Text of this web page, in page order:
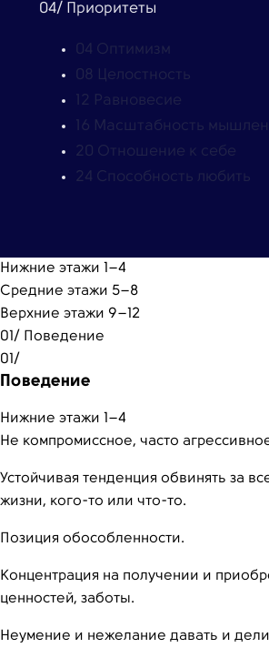
04/ Приоритеты
04 Оптимизм
08 Целостность
12
Равновесие
16 Масштабность
20 Отношение к себе
24 Способность любить
Нижние этажи 1–4
Средние этажи 5–8
Верхние этажи 9–12
01/
Поведение
01/
Поведение
Нижние этажи 1–4
Не компромиссное, часто
Устойчивая тенденция обвинять за
жизни, кого-то или что-то.
Позиция обособленности.
Концентрация на получении и
ценностей, заботы.
Неумение и нежелание давать и